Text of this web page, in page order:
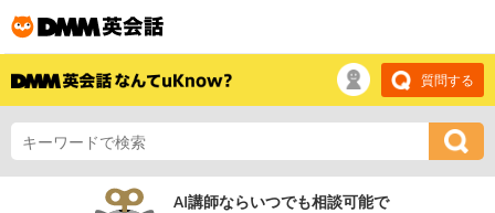
質問する
AI講師ならいつでも相談可能で